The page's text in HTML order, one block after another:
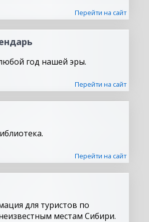
Перейти на сайт
год нашей эры.
Перейти на сайт
Перейти на сайт
для туристов по
местам Сибири.